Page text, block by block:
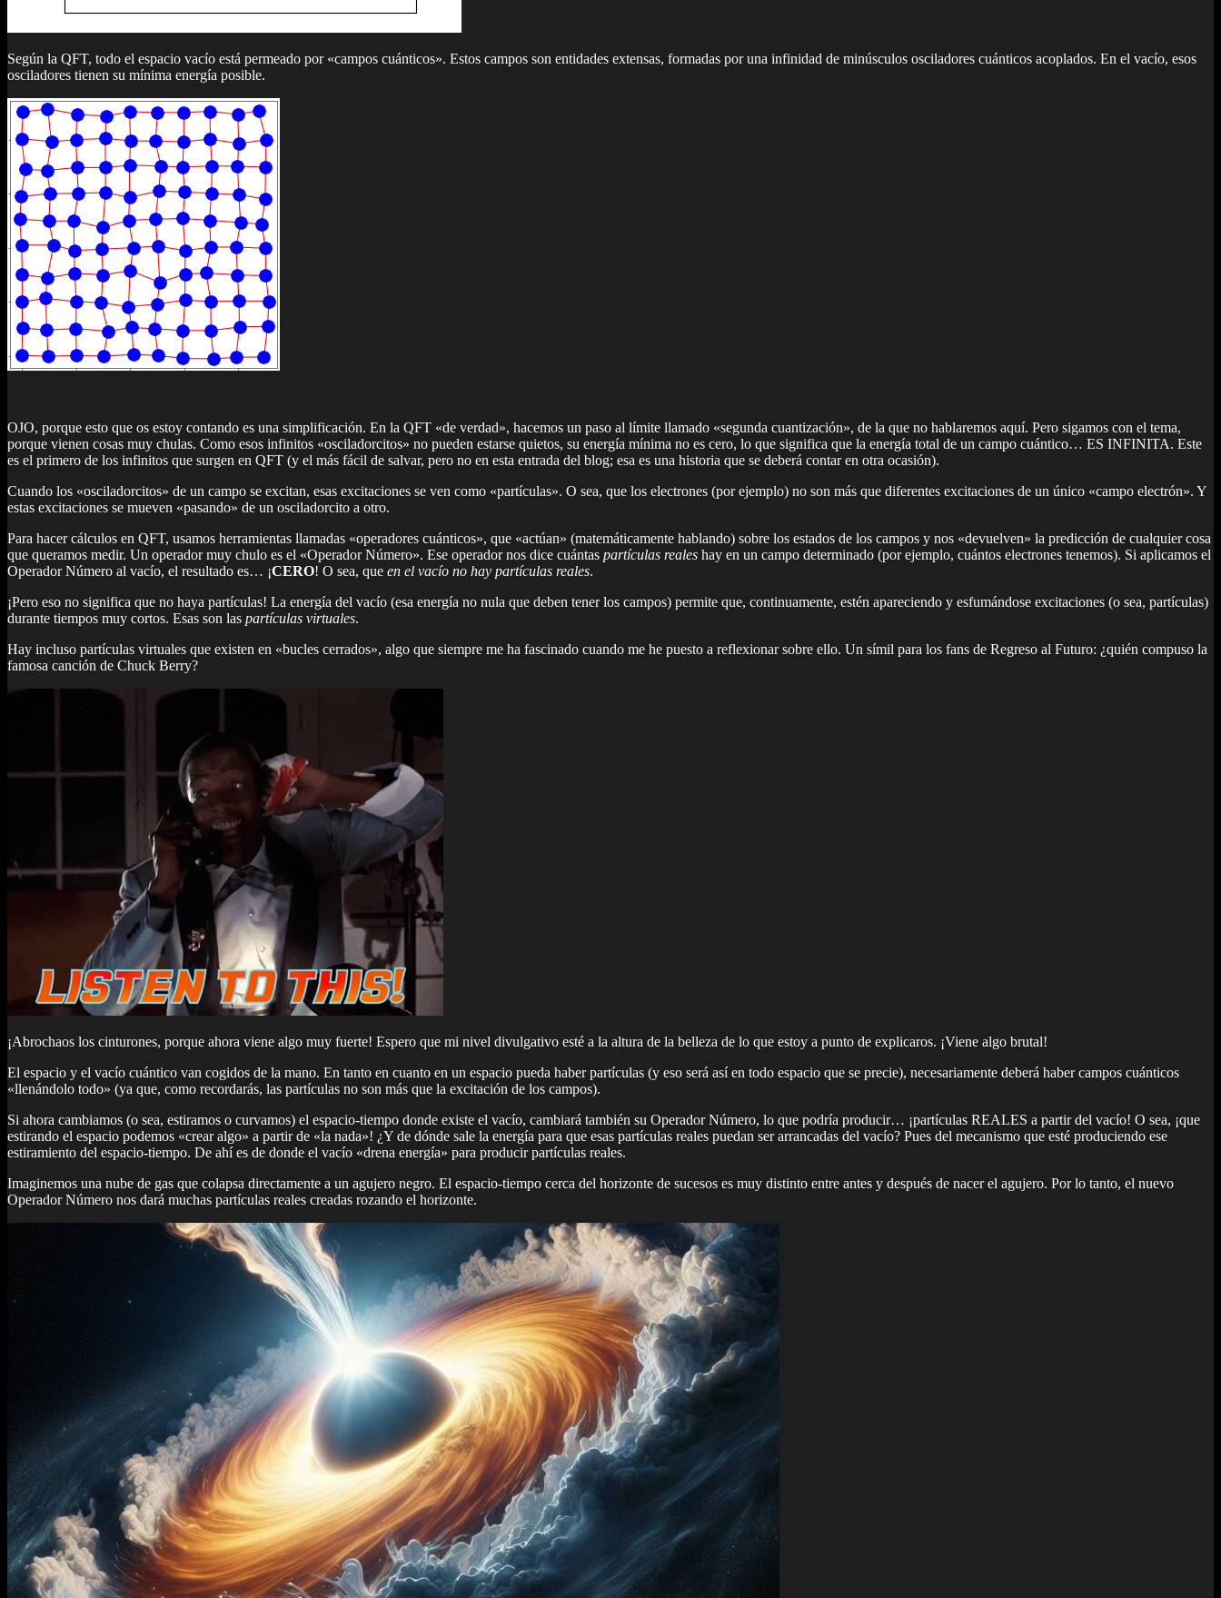
Según la QFT, todo el espacio vacío está permeado por «campos cuánticos». Estos campos son entidades extensas, formadas por una infinidad de minúsculos osciladores cuánticos acoplados. En el vacío, esos
osciladores tienen su mínima energía posible.
OJO, porque esto que os estoy contando es una simplificación. En la QFT «de verdad», hacemos un paso al límite llamado «segunda cuantización», de la que no hablaremos aquí. Pero sigamos con el tema,
porque vienen cosas muy chulas. Como esos infinitos «osciladorcitos» no pueden estarse quietos, su energía mínima no es cero, lo que significa que la energía total de un campo cuántico… ES INFINITA. Este
es el primero de los infinitos que surgen en QFT (y el más fácil de salvar, pero no en esta entrada del blog; esa es una historia que se deberá contar en otra ocasión).
Cuando los «osciladorcitos» de un campo se excitan, esas excitaciones se ven como «partículas». O sea, que los electrones (por ejemplo) no son más que diferentes excitaciones de un único «campo electrón». Y
estas excitaciones se mueven «pasando» de un osciladorcito a otro.
Para hacer cálculos en QFT, usamos herramientas llamadas «operadores cuánticos», que «actúan» (matemáticamente hablando) sobre los estados de los campos y nos «devuelven» la predicción de cualquier cosa
que queramos medir. Un operador muy chulo es el «Operador Número». Ese operador nos dice cuántas partículas reales hay en un campo determinado (por ejemplo, cuántos electrones tenemos). Si aplicamos el
Operador Número al vacío, el resultado es… ¡CERO! O sea, que en el vacío no hay partículas reales.
¡Pero eso no significa que no haya partículas! La energía del vacío (esa energía no nula que deben tener los campos) permite que, continuamente, estén apareciendo y esfumándose excitaciones (o sea, partículas)
durante tiempos muy cortos. Esas son las partículas virtuales.
Hay incluso partículas virtuales que existen en «bucles cerrados», algo que siempre me ha fascinado cuando me he puesto a reflexionar sobre ello. Un símil para los fans de Regreso al Futuro: ¿quién compuso la
famosa canción de Chuck Berry?
¡Abrochaos los cinturones, porque ahora viene algo muy fuerte! Espero que mi nivel divulgativo esté a la altura de la belleza de lo que estoy a punto de explicaros. ¡Viene algo brutal!
El espacio y el vacío cuántico van cogidos de la mano. En tanto en cuanto en un espacio pueda haber partículas (y eso será así en todo espacio que se precie), necesariamente deberá haber campos cuánticos
«llenándolo todo» (ya que, como recordarás, las partículas no son más que la excitación de los campos).
Si ahora cambiamos (o sea, estiramos o curvamos) el espacio-tiempo donde existe el vacío, cambiará también su Operador Número, lo que podría producir… ¡partículas REALES a partir del vacío! O sea, ¡que
estirando el espacio podemos «crear algo» a partir de «la nada»! ¿Y de dónde sale la energía para que esas partículas reales puedan ser arrancadas del vacío? Pues del mecanismo que esté produciendo ese
estiramiento del espacio-tiempo. De ahí es de donde el vacío «drena energía» para producir partículas reales.
Imaginemos una nube de gas que colapsa directamente a un agujero negro. El espacio-tiempo cerca del horizonte de sucesos es muy distinto entre antes y después de nacer el agujero. Por lo tanto, el nuevo
Operador Número nos dará muchas partículas reales creadas rozando el horizonte.